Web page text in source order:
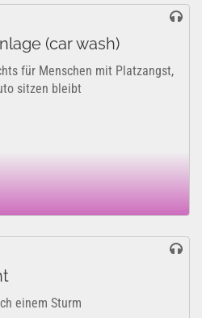
(car wash)
für Menschen mit Platzangst,
sitzen bleibt
einem Sturm